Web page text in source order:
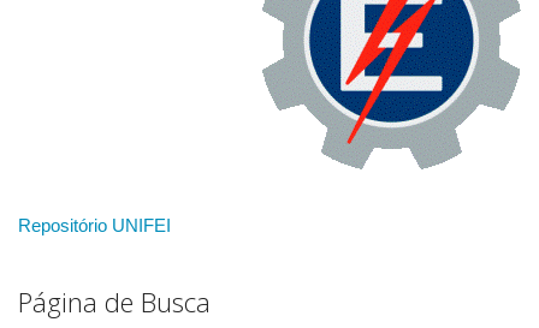
Repositório UNIFEI
Página de Busca